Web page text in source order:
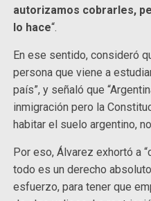
autorizamos cobrarles,
lo hace“.
En ese sentido, consideró
persona que viene a
país”, y señaló que
inmigración pero la
habitar el suelo argentino,
Por eso, Álvarez exhortó a
todo es un derecho
esfuerzo, para tener que